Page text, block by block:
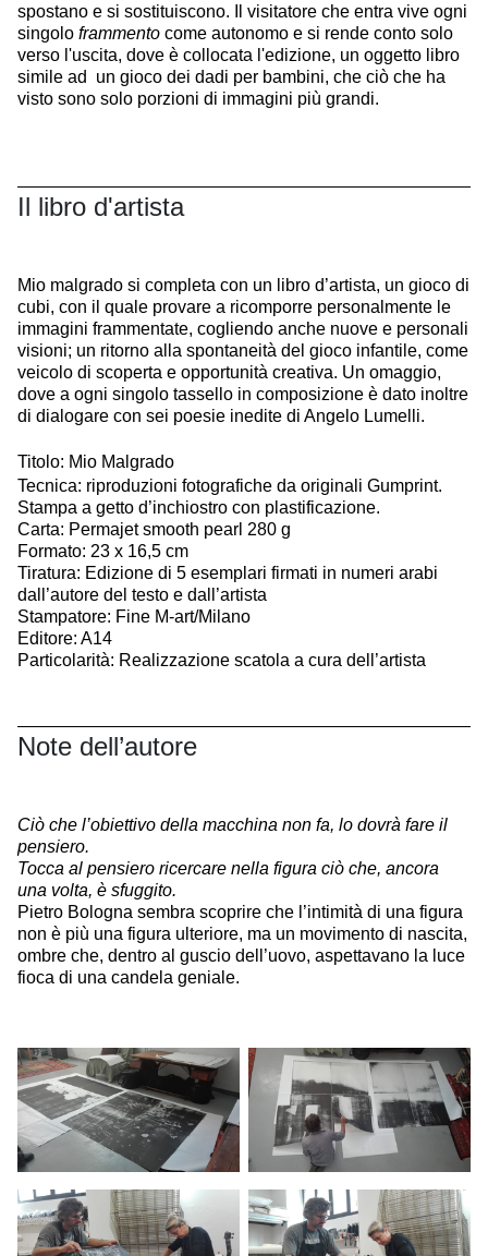
spostano e si sostituiscono. Il visitatore che entra vive ogni
singolo frammento come autonomo e si rende conto solo
verso l'uscita, dove è collocata l'edizione, un oggetto libro
simile ad un gioco dei dadi per bambini, che ciò che ha
visto sono solo porzioni di immagini più grandi.
Il libro d'artista
Mio malgrado si completa con un libro d’artista, un gioco di
cubi, con il quale provare a ricomporre personalmente le
immagini frammentate, cogliendo anche nuove e personali
visioni; un ritorno alla spontaneità del gioco infantile, come
veicolo di scoperta e opportunità creativa. Un omaggio,
dove a ogni singolo tassello in composizione è dato inoltre
di dialogare con sei poesie inedite di Angelo Lumelli.
Titolo: Mio Malgrado
Tecnica: riproduzioni fotografiche da originali Gumprint.
Stampa a getto d’inchiostro con plastificazione.
Carta: Permajet smooth pearl 280 g
Formato: 23 x 16,5 cm
Tiratura: Edizione di 5 esemplari firmati in numeri arabi
dall’autore del testo e dall’artista
Stampatore: Fine M-art/Milano
Editore: A14
Particolarità: Realizzazione scatola a cura dell’artista
Note dell’autore
Ciò che l’obiettivo della macchina non fa, lo dovrà fare il
pensiero.
Tocca al pensiero ricercare nella figura ciò che, ancora
una volta, è sfuggito.
Pietro Bologna sembra scoprire che l’intimità di una figura
non è più una figura ulteriore, ma un movimento di nascita,
ombre che, dentro al guscio dell’uovo, aspettavano la luce
fioca di una candela geniale.